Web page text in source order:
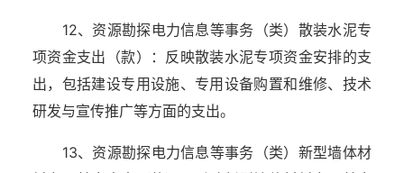
12、资源勘探电力信息等事务（类）散装水泥专
项资金支出（款）：反映散装水泥专项资金安排的支
出，包括建设专用设施、专用设备购置和维修、技术
研发与宣传推广等方面的支出。
13、资源勘探电力信息等事务（类）新型墙体材